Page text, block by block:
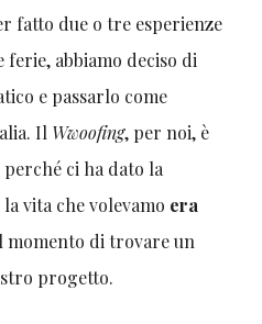
fatto due o tre esperienze
abbiamo deciso di
e passarlo come
Il Wwoofing, per noi, è
ci ha dato la
vita che volevamo era
di trovare un
progetto.